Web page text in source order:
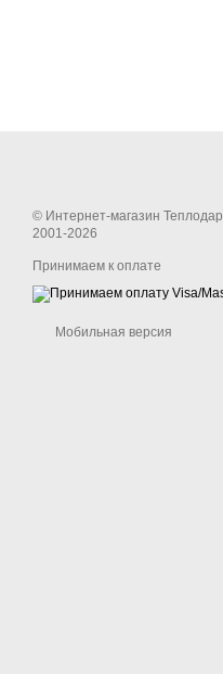
© Интернет-магазин Теплодар
2001-2026
Принимаем к оплате
Мобильная версия